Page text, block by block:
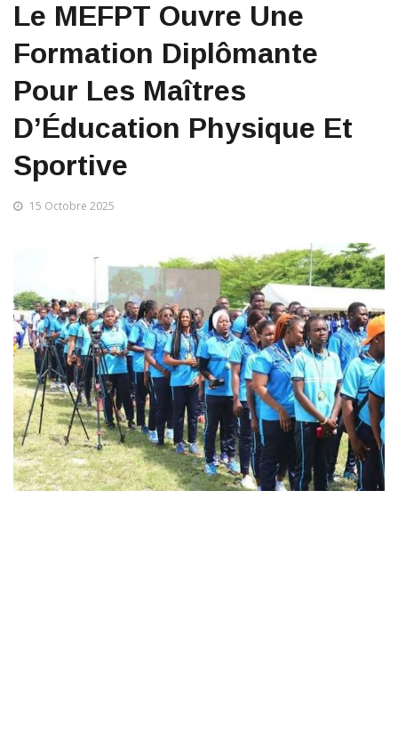
Le MEFPT Ouvre Une
Formation Diplômante
Pour Les Maîtres
D’Éducation Physique Et
Sportive
15 Octobre 2025